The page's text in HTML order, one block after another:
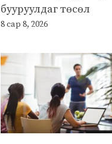
бууруулдаг төсөл
8 сар 8, 2026